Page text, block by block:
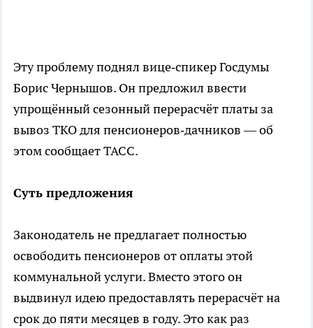
Эту проблему поднял вице‑спикер Госдумы
Борис Чернышов. Он предложил ввести
упрощённый сезонный перерасчёт платы за
вывоз ТКО для пенсионеров‑дачников — об
этом сообщает ТАСС.
Суть предложения
Законодатель не предлагает полностью
освободить пенсионеров от оплаты этой
коммунальной услуги. Вместо этого он
выдвинул идею предоставлять перерасчёт на
срок до пяти месяцев в году. Это как раз